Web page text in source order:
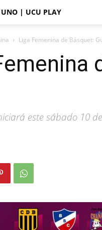
UNO | UCU PLAY
Liga Femenina de Básquet:
este sábado 10